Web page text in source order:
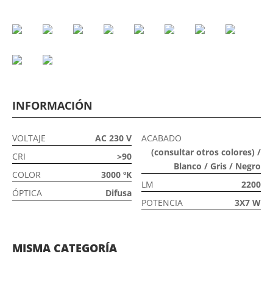
INFORMACIÓN
VOLTAJE
AC 230 V
CRI
>90
COLOR
3000 ºK
ÓPTICA
Difusa
ACABADO
(consultar otros colores) /
Blanco / Gris / Negro
LM
2200
POTENCIA
3X7 W
MISMA CATEGORÍA